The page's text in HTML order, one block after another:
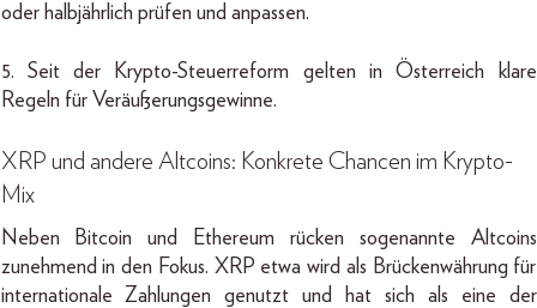
oder halbjährlich prüfen und anpassen.
5. Seit der Krypto-Steuerreform gelten in Österreich klare
Regeln für Veräußerungsgewinne.
XRP und andere Altcoins: Konkrete Chancen im Krypto-
Mix
Neben Bitcoin und Ethereum rücken sogenannte Altcoins
zunehmend in den Fokus. XRP etwa wird als Brückenwährung für
internationale Zahlungen genutzt und hat sich als eine der